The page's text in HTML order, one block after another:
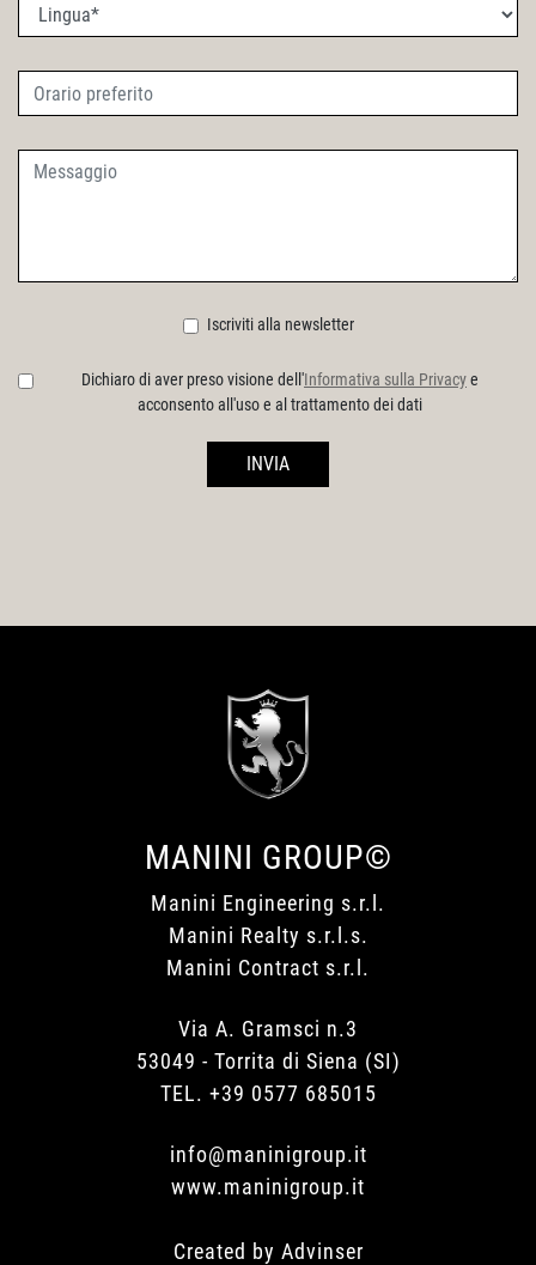
Iscriviti alla newsletter
Dichiaro di aver preso visione dell'Informativa sulla Privacye
acconsento all'uso e al trattamento dei dati
INVIA
MANINI GROUP©
Manini Engineering s.r.l.
Manini Realty s.r.l.s.
Manini Contract s.r.l.
Via A. Gramsci n.3
53049 - Torrita di Siena (SI)
TEL. +39 0577 685015
info@maninigroup.it
www.maninigroup.it
Created by Advinser